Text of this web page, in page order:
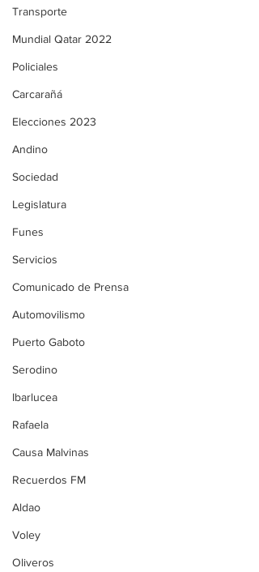
Transporte
Mundial Qatar 2022
Policiales
Carcarañá
Elecciones 2023
Andino
Sociedad
Legislatura
Funes
Servicios
Comunicado de Prensa
Automovilismo
Puerto Gaboto
Serodino
Ibarlucea
Rafaela
Causa Malvinas
Recuerdos FM
Aldao
Voley
Oliveros